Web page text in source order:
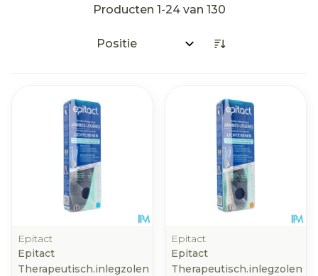
Producten 1-24van 130
Sorteer op:
Epitact
Epitact
Therapeutisch.inlegzolen
Epitact
Epitact
Therapeutisch.inlegzolen